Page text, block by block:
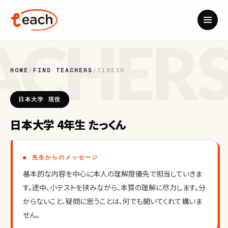
HOME / FIND TEACHERS / T16536
日本大学 現役
日本大学 4年生 たっくん
● 先生からのメッセージ
基本的な内容を中心に本人の理解度優先で担当していきま
す。途中、小テストを挟みながら、本質の理解に尽力します。分
からないこと、疑問に思うことは、何でも聞いてくれて構いま
せん。